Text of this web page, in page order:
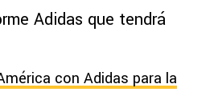
Adidas que tendrá
con Adidas para la